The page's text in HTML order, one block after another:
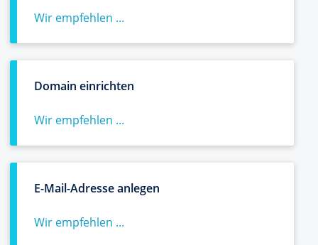
Wir empfehlen ...
Domain einrichten
Wir empfehlen ...
E-Mail-Adresse anlegen
Wir empfehlen ...